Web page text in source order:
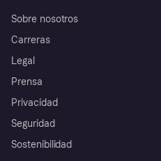
Sobre nosotros
Carreras
Legal
Prensa
Privacidad
Seguridad
Sostenibilidad